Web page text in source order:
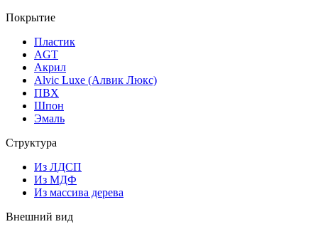
Покрытие
Пластик
AGT
Акрил
Alvic Luxe (Алвик Люкс)
ПВХ
Шпон
Эмаль
Структура
Из ЛДСП
Из МДФ
Из массива дерева
Внешний вид